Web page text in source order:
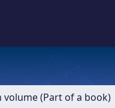
(Part of a book)